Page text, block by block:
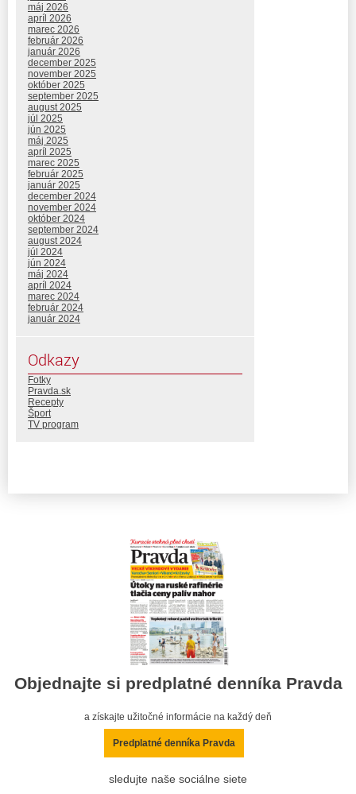
máj 2026
apríl 2026
marec 2026
február 2026
január 2026
december 2025
november 2025
október 2025
september 2025
august 2025
júl 2025
jún 2025
máj 2025
apríl 2025
marec 2025
február 2025
január 2025
december 2024
november 2024
október 2024
september 2024
august 2024
júl 2024
jún 2024
máj 2024
apríl 2024
marec 2024
február 2024
január 2024
Odkazy
Fotky
Pravda.sk
Recepty
Šport
TV program
Objednajte si predplatné denníka Pravda
a získajte užitočné informácie na každý deň
Predplatné denníka Pravda
sledujte naše sociálne siete